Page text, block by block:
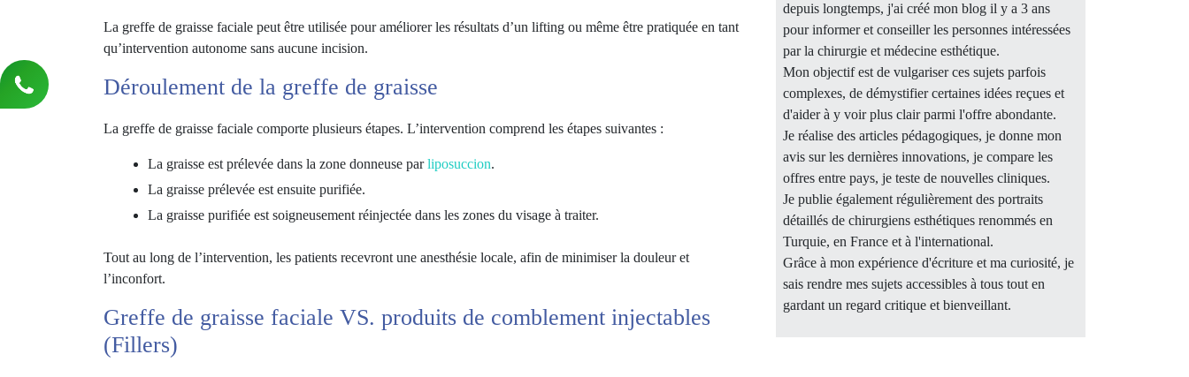
La greffe de graisse faciale peut être utilisée pour améliorer les résultats d’un lifting ou même être pratiquée en tant
qu’intervention autonome sans aucune incision.
Déroulement de la greffe de graisse
La greffe de graisse faciale comporte plusieurs étapes. L’intervention comprend les étapes suivantes :
La graisse est prélevée dans la zone donneuse parliposuccion.
La graisse prélevée est ensuite purifiée.
La graisse purifiée est soigneusement réinjectée dans les zones du visage à traiter.
Tout au long de l’intervention, les patients recevront une anesthésie locale, afin de minimiser la douleur et
l’inconfort.
Greffe de graisse faciale VS. produits de comblement injectables
(Fillers)
depuis longtemps, j'ai créé mon blog il y a 3 ans
pour informer et conseiller les personnes intéressées
par la chirurgie et médecine esthétique.
Mon objectif est de vulgariser ces sujets parfois
complexes, de démystifier certaines idées reçues et
d'aider à y voir plus clair parmi l'offre abondante.
Je réalise des articles pédagogiques, je donne mon
avis sur les dernières innovations, je compare les
offres entre pays, je teste de nouvelles cliniques.
Je publie également régulièrement des portraits
détaillés de chirurgiens esthétiques renommés en
Turquie, en France et à l'international.
Grâce à mon expérience d'écriture et ma curiosité, je
sais rendre mes sujets accessibles à tous tout en
gardant un regard critique et bienveillant.